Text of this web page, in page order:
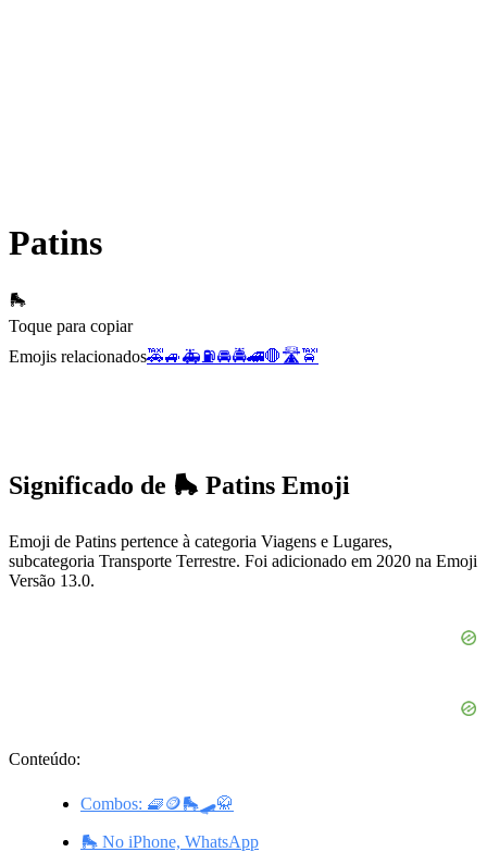
Patins
🛼
Toque para copiar
Emojis relacionados🚕🚙🚑⛽🚘🚔🚄🛑🛣️🚖
Significado de 🛼 Patins Emoji
Emoji de Patins pertence à categoria Viagens e Lugares,
subcategoria Transporte Terrestre. Foi adicionado em 2020 na Emoji
Versão 13.0.
Conteúdo:
Combos: 🧇🪙🛼🛹🥋
🛼 No iPhone, WhatsApp